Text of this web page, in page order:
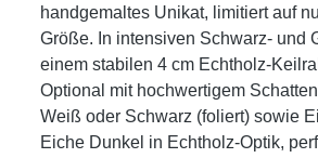
handgemaltes Unikat, limitiert auf
Größe. In intensiven Schwarz- und
einem stabilen 4 cm Echtholz-
Optional mit hochwertigem
Weiß oder Schwarz (foliert) sowie
Eiche Dunkel in Echtholz-Optik,